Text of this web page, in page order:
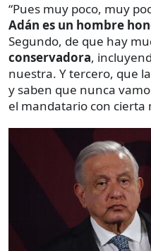
“Pues muy poco, muy
Adán es un hombre
Segundo, de que hay
conservadora,
nuestra. Y tercero, que
y saben que nunca
el mandatario con cierta